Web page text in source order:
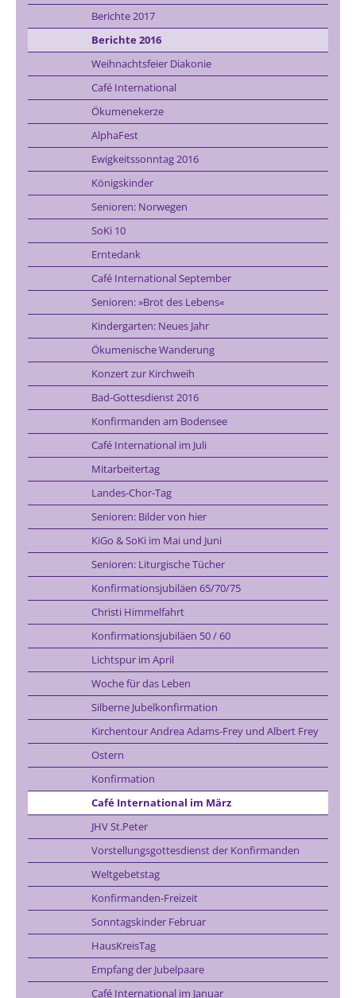
Berichte 2017
Berichte 2016
Weihnachtsfeier Diakonie
Café International
Ökumenekerze
AlphaFest
Ewigkeitssonntag 2016
Königskinder
Senioren: Norwegen
SoKi 10
Erntedank
Café International September
Senioren: »Brot des Lebens«
Kindergarten: Neues Jahr
Ökumenische Wanderung
Konzert zur Kirchweih
Bad-Gottesdienst 2016
Konfirmanden am Bodensee
Café International im Juli
Mitarbeitertag
Landes-Chor-Tag
Senioren: Bilder von hier
KiGo & SoKi im Mai und Juni
Senioren: Liturgische Tücher
Konfirmationsjubiläen 65/70/75
Christi Himmelfahrt
Konfirmationsjubiläen 50 / 60
Lichtspur im April
Woche für das Leben
Silberne Jubelkonfirmation
Kirchentour Andrea Adams-Frey und Albert Frey
Ostern
Konfirmation
Café International im März
JHV St.Peter
Vorstellungsgottesdienst der Konfirmanden
Weltgebetstag
Konfirmanden-Freizeit
Sonntagskinder Februar
HausKreisTag
Empfang der Jubelpaare
Café International im Januar